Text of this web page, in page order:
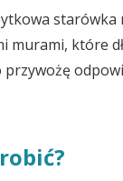
starówka
murami, które